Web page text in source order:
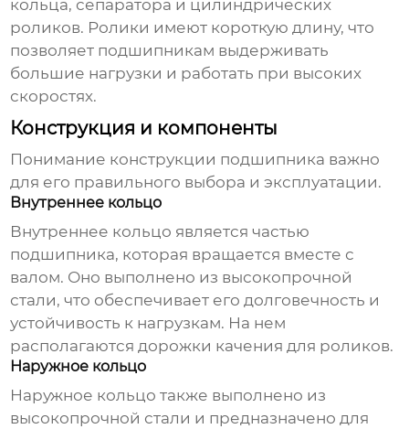
кольца, сепаратора и цилиндрических
роликов. Ролики имеют короткую длину, что
позволяет подшипникам выдерживать
большие нагрузки и работать при высоких
скоростях.
Конструкция и компоненты
Понимание конструкции подшипника важно
для его правильного выбора и эксплуатации.
Внутреннее кольцо
Внутреннее кольцо является частью
подшипника, которая вращается вместе с
валом. Оно выполнено из высокопрочной
стали, что обеспечивает его долговечность и
устойчивость к нагрузкам. На нем
располагаются дорожки качения для роликов.
Наружное кольцо
Наружное кольцо также выполнено из
высокопрочной стали и предназначено для